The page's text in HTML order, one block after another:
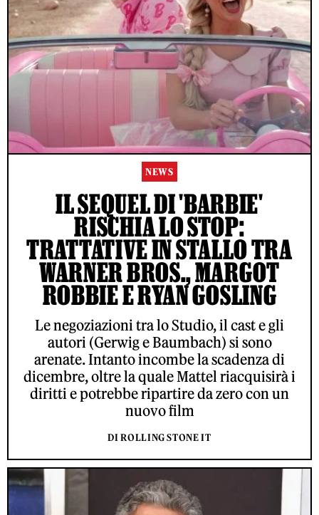
NEWS
IL SEQUEL DI 'BARBIE'
RISCHIA LO STOP:
TRATTATIVE IN STALLO TRA
WARNER BROS., MARGOT
ROBBIE E RYAN GOSLING
Le negoziazioni tra lo Studio, il cast e gli
autori (Gerwig e Baumbach) si sono
arenate. Intanto incombe la scadenza di
dicembre, oltre la quale Mattel riacquisirà i
diritti e potrebbe ripartire da zero con un
nuovo film
DI ROLLING STONE IT